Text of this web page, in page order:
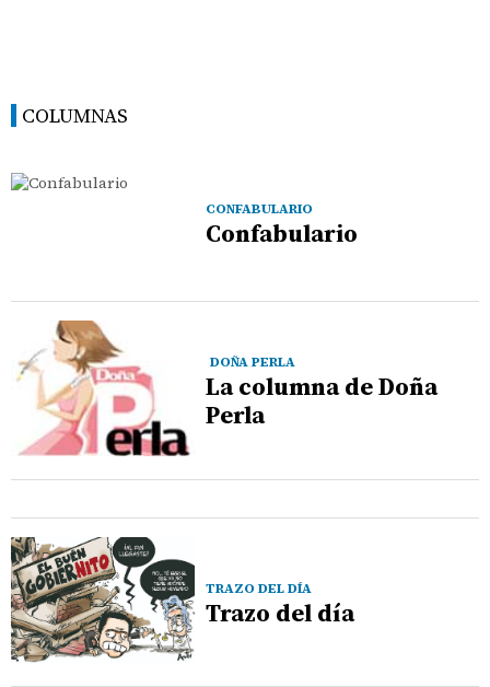
COLUMNAS
CONFABULARIO
Confabulario
DOÑA PERLA
La columna de Doña
Perla
TRAZO DEL DÍA
Trazo del día